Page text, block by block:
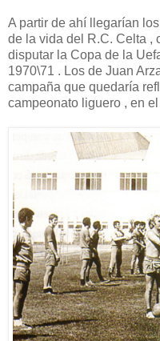
A partir de ahí llegarían
de la vida del R.C. Celta ,
disputar la Copa de la
1970\71 . Los de Juan
campaña que quedaría
campeonato liguero , en